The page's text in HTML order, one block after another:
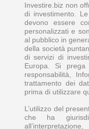
Investire.biz non
di investimento.
devono essere
personalizzati e
al pubblico in
della società
di servizi di
Europa. Si
responsabilità,
trattamento dei
prima di utilizzare
L’utilizzo del
che ha